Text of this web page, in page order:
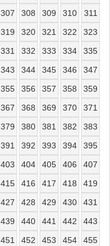
307 308 309 310
311
319 320 321 322
323
331 332 333 334
335
343 344 345 346
347
355 356 357 358
359
367 368 369 370
371
379 380 381 382
383
391 392 393 394
395
403 404 405 406
407
415 416 417 418
419
427 428 429 430
431
439 440 441 442
443
451 452 453 454
455